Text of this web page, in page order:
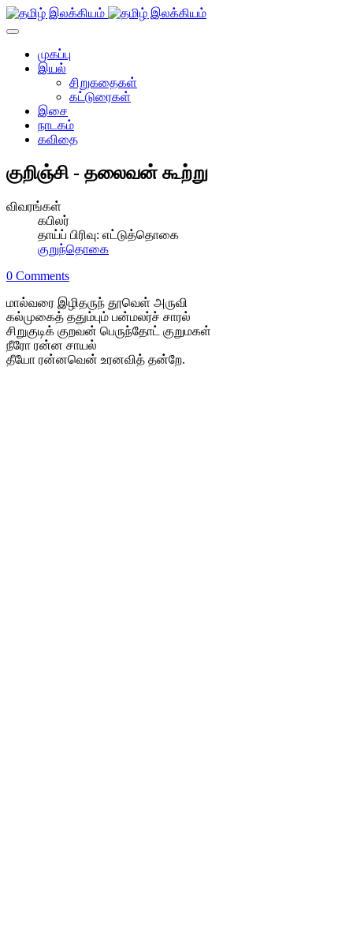
முகப்பு
இயல்
சிறுகதைகள்
கட்டுரைகள்
இசை
நாடகம்
கவிதை
குறிஞ்சி - தலைவன் கூற்று
விவரங்கள்
கபிலர்
தாய்ப் பிரிவு: எட்டுத்தொகை
குறுந்தொகை
0 Comments
மால்வரை இழிதருந் தூவெள் அருவி
கல்முகைத் ததும்பும் பன்மலர்ச் சாரல்
சிறுகுடிக் குறவன் பெருந்தோட் குறுமகள்
நீரோ ரன்ன சாயல்
தீயோ ரன்னவென் உரனவித் தன்றே.